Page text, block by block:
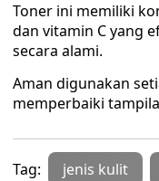
Toner ini memiliki
dan vitamin C yang
secara alami.
Aman digunakan
memperbaiki
Tag: jenis kulit